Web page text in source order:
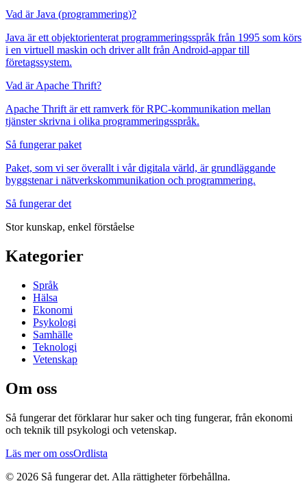
Vad är Java (programmering)?
Java är ett objektorienterat programmeringsspråk från 1995 som körs
i en virtuell maskin och driver allt från Android-appar till
företagssystem.
Vad är Apache Thrift?
Apache Thrift är ett ramverk för RPC-kommunikation mellan
tjänster skrivna i olika programmeringsspråk.
Så fungerar paket
Paket, som vi ser överallt i vår digitala värld, är grundläggande
byggstenar i nätverkskommunikation och programmering.
Så fungerar det
Stor kunskap, enkel förståelse
Kategorier
Språk
Hälsa
Ekonomi
Psykologi
Samhälle
Teknologi
Vetenskap
Om oss
Så fungerar det förklarar hur saker och ting fungerar, från ekonomi
och teknik till psykologi och vetenskap.
Läs mer om ossOrdlista
© 2026 Så fungerar det. Alla rättigheter förbehållna.